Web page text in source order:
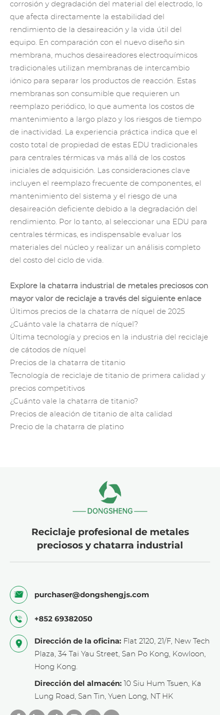
corrosión y degradación del material del electrodo, lo
que afecta directamente la estabilidad del
rendimiento de la desaireación y la vida útil del
equipo. En comparación con el nuevo diseño sin
membrana, muchos desaireadores electroquímicos
tradicionales utilizan membranas de intercambio
iónico para separar los productos de reacción. Estas
membranas son consumible que requieren un
reemplazo periódico, lo que aumenta los costos de
mantenimiento a largo plazo y los riesgos de tiempo
de inactividad. La experiencia práctica indica que el
costo total de propiedad de estas EDU tradicionales
para centrales térmicas va más allá de los costos
iniciales de adquisición. Las consideraciones clave
incluyen el reemplazo frecuente de componentes, el
mantenimiento del sistema y el riesgo de una
desaireación deficiente debido a la degradación del
rendimiento. Por lo tanto, al seleccionar una EDU para
centrales térmicas, es indispensable evaluar los
materiales del núcleo y realizar un análisis completo
del costo del ciclo de vida.
Explore la chatarra industrial de metales preciosos con
mayor valor de reciclaje a través del siguiente enlace
Últimos precios de la chatarra de níquel de 2025
¿Cuánto vale la chatarra de níquel?
Última tecnología y precios en la industria del reciclaje
de cátodos de níquel
Precios de la chatarra de titanio
Tecnología de reciclaje de titanio de primera calidad y
precios competitivos
¿Cuánto vale la chatarra de titanio?
Precios de aleación de titanio de alta calidad
Precio de la chatarra de platino
Reciclaje profesional de metales
preciosos y chatarra industrial
purchaser@dongshengjs.com
+852 69382050
Dirección de la oficina: Flat 2120, 21/F, New Tech
Plaza, 34 Tai Yau Street, San Po Kong, Kowloon,
Hong Kong.
Dirección del almacén: 10 Siu Hum Tsuen, Ka
Lung Road, San Tin, Yuen Long, NT HK